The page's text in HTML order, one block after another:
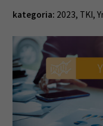
kategoria: 2023, TKI,